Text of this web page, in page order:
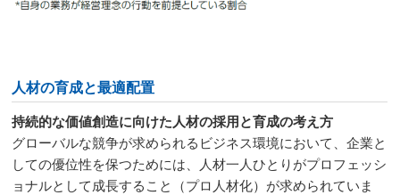
人材の育成と最適配置
持続的な価値創造に向けた人材の採用と育成の考え方
グローバルな競争が求められるビジネス環境において、企業と
しての優位性を保つためには、人材一人ひとりがプロフェッシ
ョナルとして成長すること（プロ人材化）が求められていま